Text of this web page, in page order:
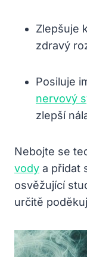
Zlepšuje
zdravý
Posiluje
nervový
zlepší
Nebojte se
vody a přidat
osvěžující
určitě